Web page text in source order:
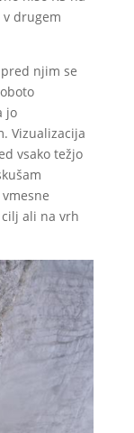
v drugem
njim se
jo
Vizualizacija
vsako težjo
ali na vrh